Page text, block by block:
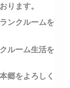
ります。
ンクルームを
ルーム生活を
郷をよろしく